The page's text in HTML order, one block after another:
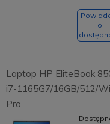
o
Laptop HP EliteBook
i7-1165G7/16GB/512/
Pro